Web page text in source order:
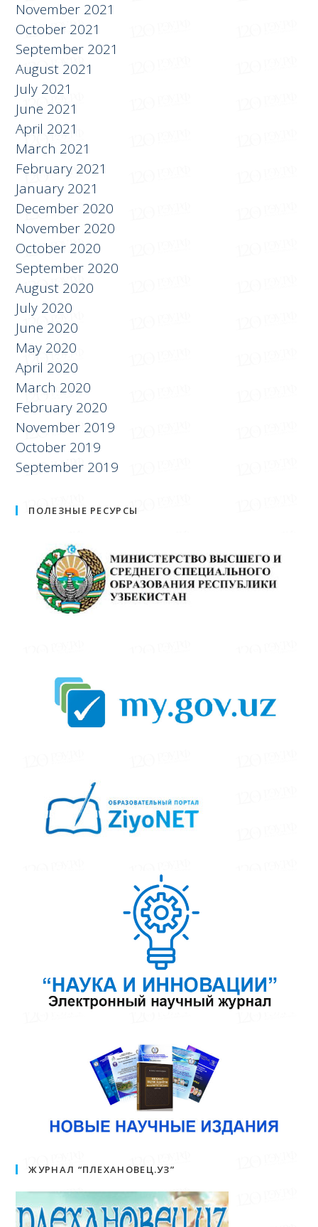
December 2021
November 2021
October 2021
September 2021
August 2021
July 2021
June 2021
April 2021
March 2021
February 2021
January 2021
December 2020
November 2020
October 2020
September 2020
August 2020
July 2020
June 2020
May 2020
April 2020
March 2020
February 2020
November 2019
October 2019
ЖУРНАЛ “ПЛЕХАНОВЕЦ.УЗ”